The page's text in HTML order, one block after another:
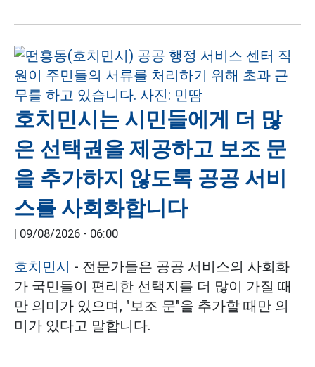
호치민시는 시민들에게 더 많
은 선택권을 제공하고 보조 문
을 추가하지 않도록 공공 서비
스를 사회화합니다
| 09/08/2026 - 06:00
호치민시 - 전문가들은 공공 서비스의 사회화
가 국민들이 편리한 선택지를 더 많이 가질 때
만 의미가 있으며, "보조 문"을 추가할 때만 의
미가 있다고 말합니다.